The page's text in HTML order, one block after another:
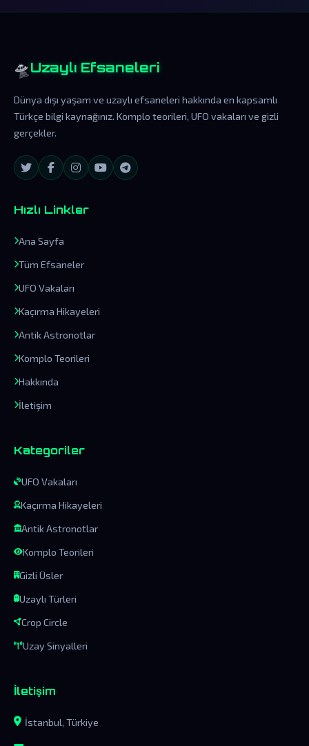
🛸 Uzaylı Efsaneleri
Dünya dışı yaşam ve uzaylı efsaneleri hakkında en kapsamlı
Türkçe bilgi kaynağınız. Komplo teorileri, UFO vakaları ve gizli
gerçekler.
Hızlı Linkler
Ana Sayfa
Tüm Efsaneler
UFO Vakaları
Kaçırma Hikayeleri
Antik Astronotlar
Komplo Teorileri
Hakkında
İletişim
Kategoriler
UFO Vakaları
Kaçırma Hikayeleri
Antik Astronotlar
Komplo Teorileri
Gizli Üsler
Uzaylı Türleri
Crop Circle
Uzay Sinyalleri
İletişim
İstanbul, Türkiye